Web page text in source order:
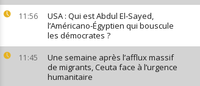
11:56
USA : Qui est Abdul El-Sayed,
l’Américano-Égyptien qui bouscule
les démocrates ?
11:45
Une semaine après l’afflux massif
de migrants, Ceuta face à l’urgence
humanitaire